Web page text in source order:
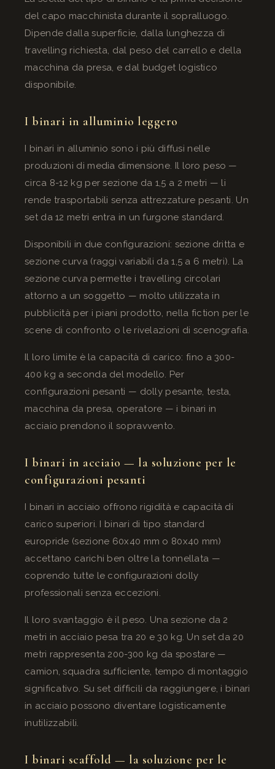
del capo macchinista durante il sopralluogo.
Dipende dalla superficie, dalla lunghezza di
travelling richiesta, dal peso del carrello e della
macchina da presa, e dal budget logistico
disponibile.
I binari in alluminio leggero
I binari in alluminio sono i più diffusi nelle
produzioni di media dimensione. Il loro peso —
circa 8-12 kg per sezione da 1,5 a 2 metri — li
rende trasportabili senza attrezzature pesanti. Un
set da 12 metri entra in un furgone standard.
Disponibili in due configurazioni: sezione dritta e
sezione curva (raggi variabili da 1,5 a 6 metri). La
sezione curva permette i travelling circolari
attorno a un soggetto — molto utilizzata in
pubblicità per i piani prodotto, nella fiction per le
scene di confronto o le rivelazioni di scenografia.
Il loro limite è la capacità di carico: fino a 300-
400 kg a seconda del modello. Per
configurazioni pesanti — dolly pesante, testa,
macchina da presa, operatore — i binari in
acciaio prendono il sopravvento.
I binari in acciaio — la soluzione per le
configurazioni pesanti
I binari in acciaio offrono rigidità e capacità di
carico superiori. I binari di tipo standard
europride (sezione 60x40 mm o 80x40 mm)
accettano carichi ben oltre la tonnellata —
coprendo tutte le configurazioni dolly
professionali senza eccezioni.
Il loro svantaggio è il peso. Una sezione da 2
metri in acciaio pesa tra 20 e 30 kg. Un set da 20
metri rappresenta 200-300 kg da spostare —
camion, squadra sufficiente, tempo di montaggio
significativo. Su set difficili da raggiungere, i binari
in acciaio possono diventare logisticamente
inutilizzabili.
I binari scaffold — la soluzione per le